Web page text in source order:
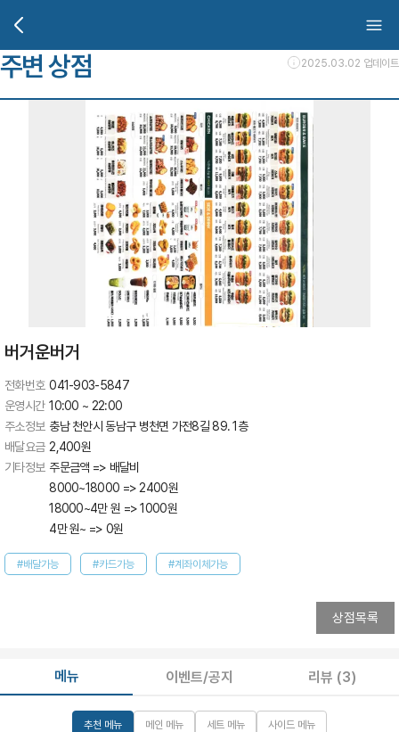
주변 상점 2025.03.02 업데이트
버거운버거
전화번호 041-903-5847
운영시간 10:00 ~ 22:00
주소정보 충남 천안시 동남구 병천면 가전8길 89. 1층
배달요금 2,400원
기타정보 주문금액 => 배달비
8000~18000 => 2400원
18000~4만 원 => 1000원
4만 원~ => 0원
#배달가능 #카드가능 #계좌이체가능
상점목록
메뉴 이벤트/공지 리뷰 (3)
추천 메뉴 메인 메뉴 세트 메뉴 사이드 메뉴